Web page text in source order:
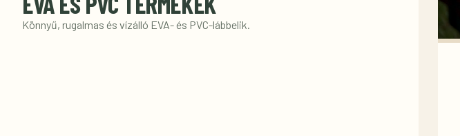
Könnyű, rugalmas és vízálló EVA- és PVC-lábbelik.